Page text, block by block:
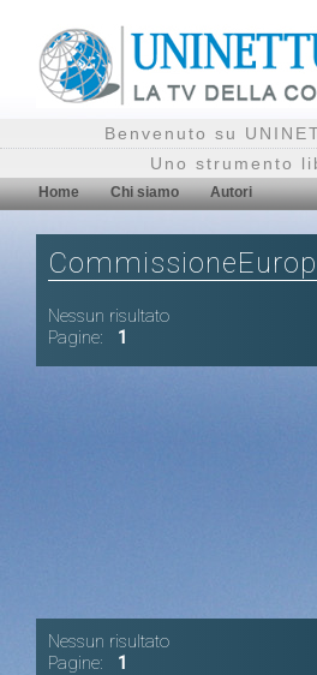
Benvenuto su
Uno strumento
Home Chi siamo Autori
Nessun risultato
Pagine:
1
Nessun risultato
Pagine:
1